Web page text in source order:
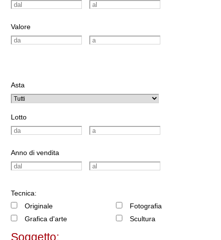
Valore
Asta
Lotto
Anno di vendita
Tecnica:
Originale
Grafica d'arte
Fotografia
Scultura
Soggetto: